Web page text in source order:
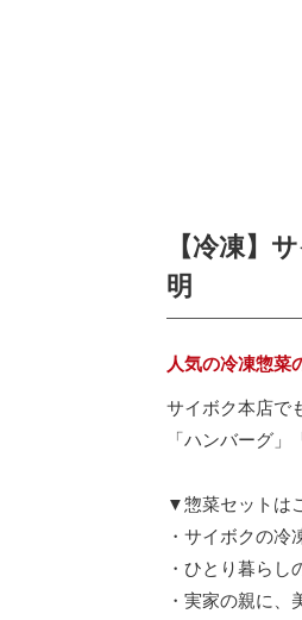
【冷凍】
明
人気の冷凍惣菜
サイボク本店で
「ハンバーグ
▼惣菜セットは
・サイボクの冷
・ひとり暮らし
・実家の親に、